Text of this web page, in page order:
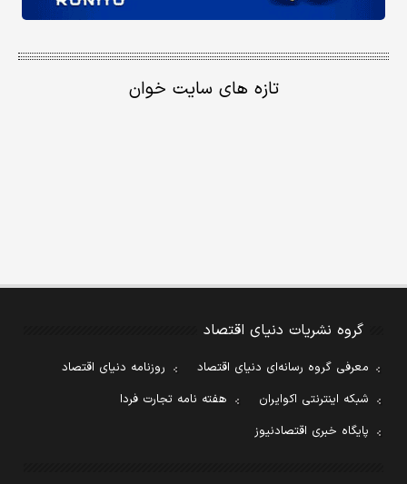
تازه های سایت خوان
گروه نشریات دنیای اقتصاد
معرفی گروه رسانه‌ای دنیای اقتصاد
روزنامه دنیای اقتصاد
شبکه اینترنتی اکوایران
هفته نامه تجارت فردا
پایگاه خبری اقتصادنیوز